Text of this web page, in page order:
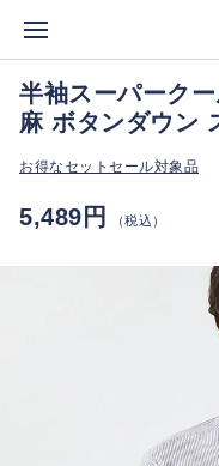
半袖スーパーク
麻 ボタンダウン
お得なセットセール対象品
5,489円 （税込）